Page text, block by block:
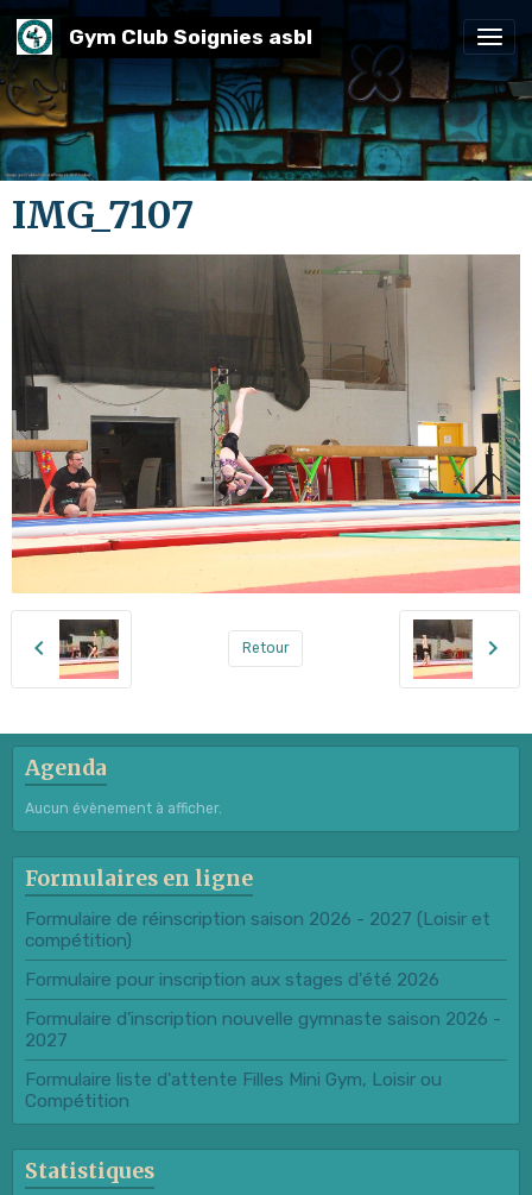
Gym Club Soignies asbl
IMG_7107
Retour
Agenda
Aucun évènement à afficher.
Formulaires en ligne
Formulaire de réinscription saison 2026 - 2027 (Loisir et
compétition)
Formulaire pour inscription aux stages d'été 2026
Formulaire d'inscription nouvelle gymnaste saison 2026 -
2027
Formulaire liste d'attente Filles Mini Gym, Loisir ou
Compétition
Statistiques